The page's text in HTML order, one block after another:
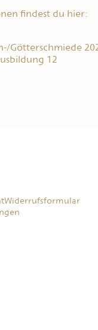
findest du hier:
Götterschmiede
12
Widerrufsformular